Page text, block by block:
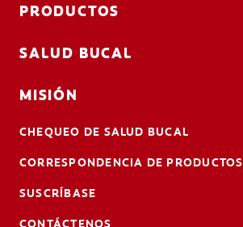
PRODUCTOS
SALUD BUCAL
MISIÓN
CHEQUEO DE SALUD BUCAL
CORRESPONDENCIA DE PRODUCTOS
SUSCRÍBASE
CONTÁCTENOS